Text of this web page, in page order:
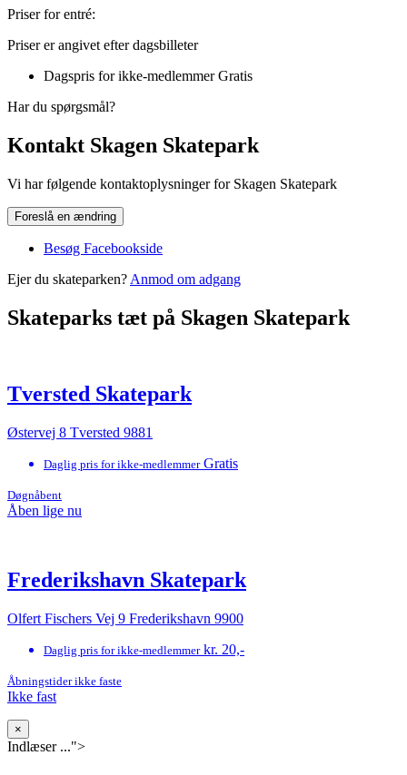
Priser for entré:
Priser er angivet efter dagsbilleter
Dagspris for ikke-medlemmerGratis
Har du spørgsmål?
Kontakt Skagen Skatepark
Vi har følgende kontaktoplysninger for Skagen Skatepark
Foreslå en ændring
Besøg Facebookside
Ejer du skateparken? Anmod om adgang
Skateparks tæt på Skagen Skatepark
Tversted Skatepark
Østervej 8 Tversted 9881
Daglig pris for ikke-medlemmer Gratis
Døgnåbent
Åben lige nu
Frederikshavn Skatepark
Olfert Fischers Vej 9 Frederikshavn 9900
Daglig pris for ikke-medlemmer kr. 20,-
Åbningstider ikke faste
Ikke fast
×
Indlæser ...">